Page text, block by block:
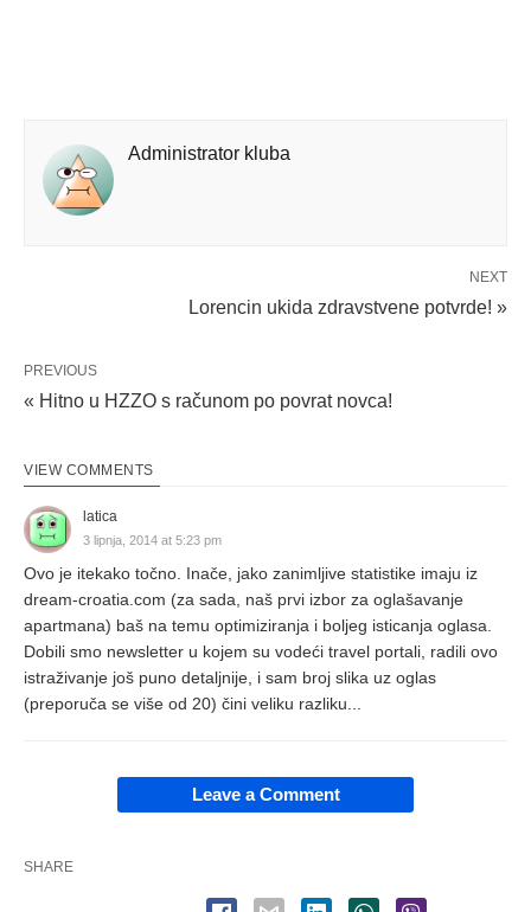
Administrator kluba
NEXT
Lorencin ukida zdravstvene potvrde! »
PREVIOUS
« Hitno u HZZO s računom po povrat novca!
VIEW COMMENTS
latica
3 lipnja, 2014 at 5:23 pm
Ovo je itekako točno. Inače, jako zanimljive statistike imaju iz
dream-croatia.com (za sada, naš prvi izbor za oglašavanje
apartmana) baš na temu optimiziranja i boljeg isticanja oglasa.
Dobili smo newsletter u kojem su vodeći travel portali, radili ovo
istraživanje još puno detaljnije, i sam broj slika uz oglas
(preporuča se više od 20) čini veliku razliku...
Leave a Comment
SHARE